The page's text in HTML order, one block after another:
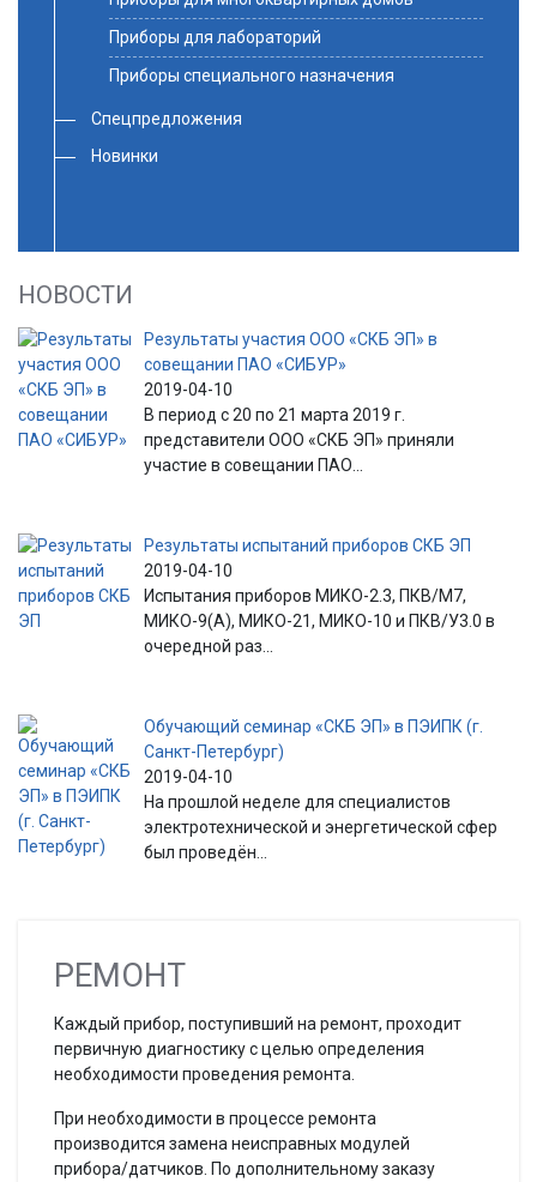
Приборы для лабораторий
Приборы специального назначения
Спецпредложения
Новинки
НОВОСТИ
Результаты участия ООО «СКБ ЭП» в
совещании ПАО «СИБУР»
2019-04-10
В период с 20 по 21 марта 2019 г.
представители ООО «СКБ ЭП» приняли
участие в совещании ПАО...
Результаты испытаний приборов СКБ ЭП
2019-04-10
Испытания приборов МИКО-2.3, ПКВ/М7,
МИКО-9(А), МИКО-21, МИКО-10 и ПКВ/У3.0 в
очередной раз...
Обучающий семинар «СКБ ЭП» в ПЭИПК (г.
Санкт-Петербург)
2019-04-10
На прошлой неделе для специалистов
электротехнической и энергетической сфер
был проведён...
РЕМОНТ
Каждый прибор, поступивший на ремонт, проходит
первичную диагностику с целью определения
необходимости проведения ремонта.
При необходимости в процессе ремонта
производится замена неисправных модулей
прибора/датчиков. По дополнительному заказу